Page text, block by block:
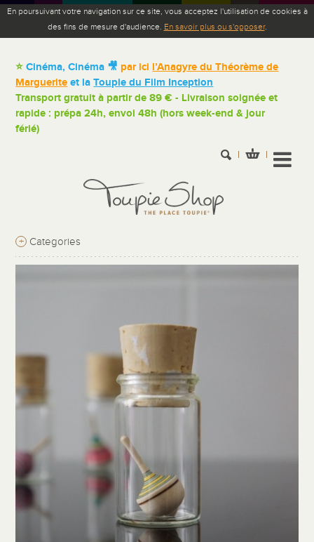
En poursuivant votre navigation sur ce site, vous acceptez l'utilisation de cookies à
des fins de mesure d'audience. En savoir plus ou s'opposer.
⭐Cinéma, Cinéma 🎥 par ici l’Anagyre du Théorème de
Marguerite et laToupie du Film Inception
Transport gratuit à partir de 89 € - Livraison soignée et
rapide : prépa 24h, envoi 48h (hors week-end & jour
férié)
+ Categories